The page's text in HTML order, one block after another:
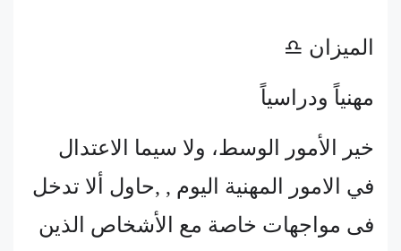
الميزان ♎
مهنياً ودراسياً
خير الأمور الوسط، ولا سيما الاعتدال
في الامور المهنية اليوم , ,حاول ألا تدخل
فى مواجهات خاصة مع الأشخاص الذين